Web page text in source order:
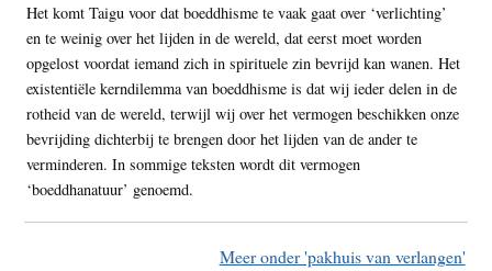
Het komt Taigu voor dat boeddhisme te vaak gaat over ‘verlichting’
en te weinig over het lijden in de wereld, dat eerst moet worden
opgelost voordat iemand zich in spirituele zin bevrijd kan wanen. Het
existentiële kerndilemma van boeddhisme is dat wij ieder delen in de
rotheid van de wereld, terwijl wij over het vermogen beschikken onze
bevrijding dichterbij te brengen door het lijden van de ander te
verminderen. In sommige teksten wordt dit vermogen
‘boeddhanatuur’ genoemd.
Meer onder 'pakhuis van verlangen'